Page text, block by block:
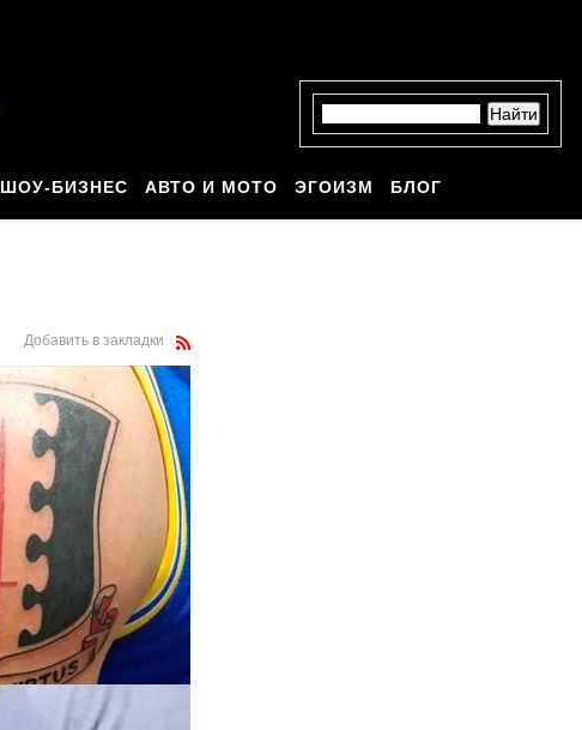
ШОУ-БИЗНЕС АВТО И МОТО ЭГОИЗМ БЛОГ
Добавить в закладки